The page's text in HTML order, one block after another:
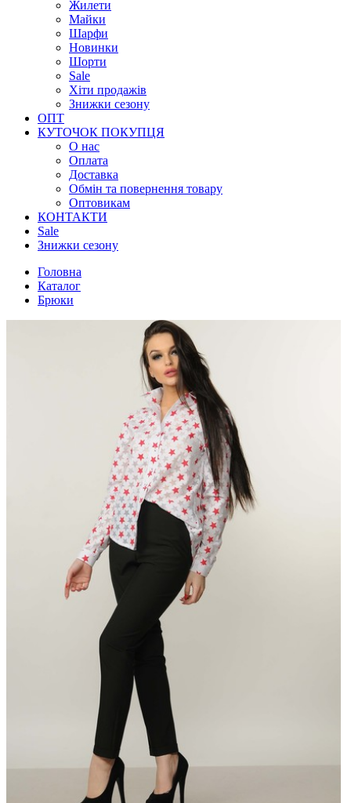
Жилети
Майки
Шарфи
Новинки
Шорти
Sale
Хіти продажів
Знижки сезону
ОПТ
КУТОЧОК ПОКУПЦЯ
О нас
Оплата
Доставка
Обмін та повернення товару
Оптовикам
КОНТАКТИ
Sale
Знижки сезону
Головна
Каталог
Брюки